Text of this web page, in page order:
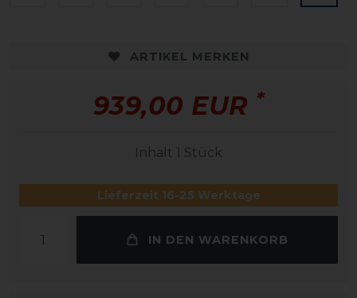
ARTIKEL MERKEN
939,00 EUR *
Inhalt 1 Stück
Lieferzeit 16-25 Werktage
IN DEN WARENKORB